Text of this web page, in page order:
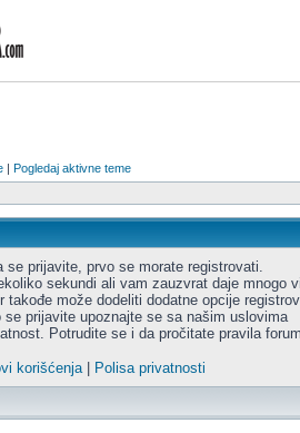
| Pogledaj aktivne teme
se prijavite, prvo se morate registrovati.
sekundi ali vam zauzvrat daje mnogo
takođe može dodeliti dodatne opcije
se prijavite upoznajte se sa našim uslovima
Potrudite se i da pročitate pravila
korišćenja| Polisa privatnosti